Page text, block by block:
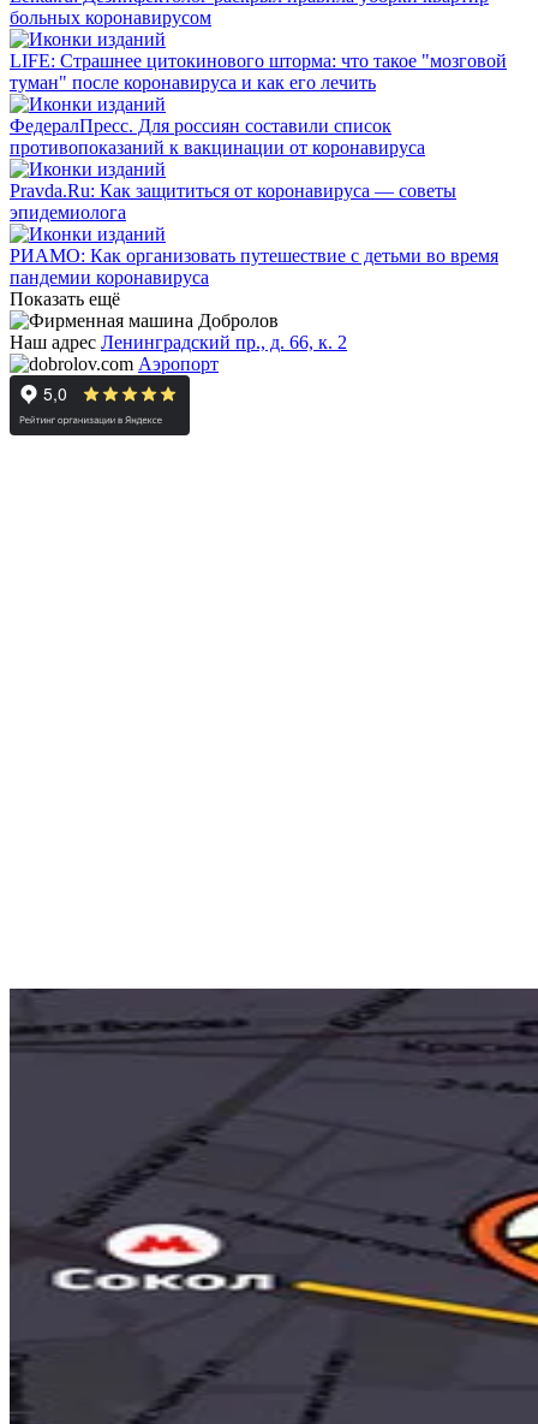
больных коронавирусом
LIFE: Страшнее цитокинового шторма: что такое "мозговой
туман" после коронавируса и как его лечить
ФедералПресс. Для россиян составили список
противопоказаний к вакцинации от коронавируса
Pravda.Ru: Как защититься от коронавируса — советы
эпидемиолога
РИАМО: Как организовать путешествие с детьми во время
пандемии коронавируса
Показать ещё
Наш адрес Ленинградский пр., д. 66, к. 2
Аэропорт